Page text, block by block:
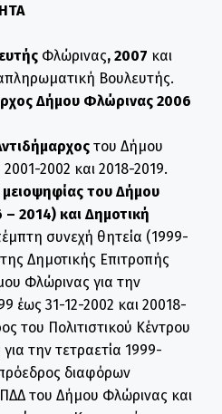
Φλώρινας, 2007 και
Βουλευτής.
Δήμου Φλώρινας 2006
του Δήμου
2002 και 2018-2019.
του Δήμου
2014) και Δημοτική
συνεχή θητεία (1999-
Δημοτικής Επιτροπής
Φλώρινας για την
έως 31-12-2002 και 20018-
του Πολιτιστικού Κέντρου
την τετραετία 1999-
διαφόρων
του Δήμου Φλώρινας και